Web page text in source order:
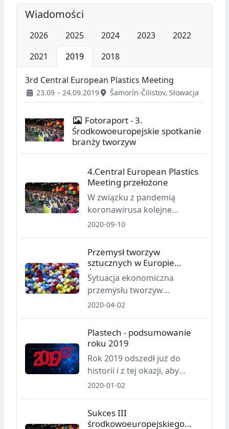
Wiadomości
2026 2025 2024 2023
2022
2021
2019 2018
3rd Central European Plastics Meeting
23.09 – 24.09.2019 Šamorín-Čilistov, Słowacja
Fotoraport - 3.
Środkowoeuropejskie spotkanie
branży tworzyw
4.Central European Plastics
Meeting przełożone
W związku z pandemią
koronawirusa kolejne
wydarzenie w tym roku
2020-09-10
Przemysł tworzyw
sztucznych w Europie
Środkowej w centrum uwagi
Sytuacja ekonomiczna
przemysłu tworzyw
sztucznych nie zmieniła się
zeszłym tygodniem,
informuje węgierska firma
2020-04-02
Plastech - podsumowanie
roku 2019
Rok 2019 odszedł już do
historii i z tej okazji, aby
noworocznej tradycji stało się
podsumować cyferki, no i
przypomnieć najważniejsze
2020-01-02
Sukces III
środkowoeuropejskiego